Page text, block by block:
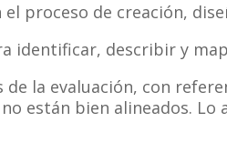
proceso de creación,
identificar, describir y
la evaluación, con
están bien alineados.